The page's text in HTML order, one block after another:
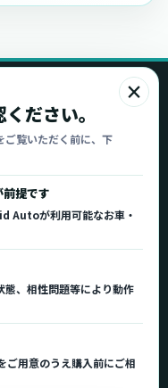
×
ださい。
覧いただく前に、下
提です
Autoが利用可能なお車・
態、相性問題等により動作
ご用意のうえ購入前にご相
車種適
てご案内し
口
ガイド